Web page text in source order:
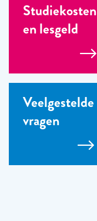
Studiekosten
en lesgeld
Veelgestelde
vragen